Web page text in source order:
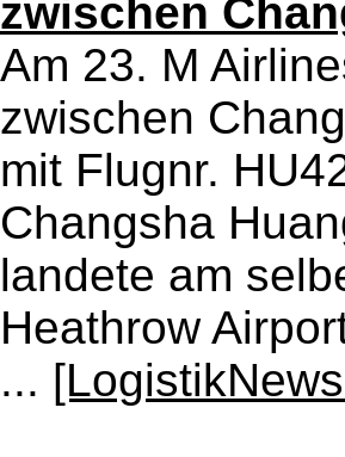
zwischen
Am 23. M
zwischen
mit Flugnr.
Changsha
landete am
Heathrow
...